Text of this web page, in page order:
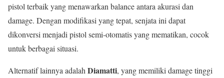
pistol terbaik yang menawarkan balance antara akurasi dan
damage. Dengan modifikasi yang tepat, senjata ini dapat
dikonversi menjadi pistol semi-otomatis yang mematikan, cocok
untuk berbagai situasi.
Alternatif lainnya adalah Diamatti, yang memiliki damage tinggi